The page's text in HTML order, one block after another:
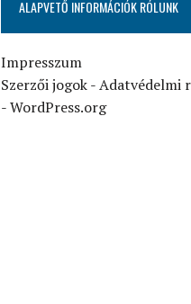
ALAPVETŐ INFORMÁCIÓK RÓLUNK
Impresszum
Szerzői jogok-Adatvédelmi
-WordPress.org